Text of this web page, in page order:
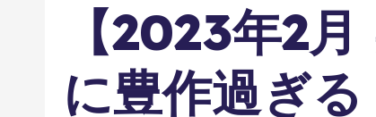
【2023年2
に豊作過ぎ